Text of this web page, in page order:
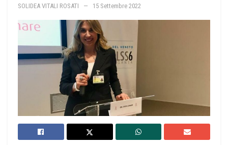
SOLIDEA VITALI ROSATI 15 Settembre 2022